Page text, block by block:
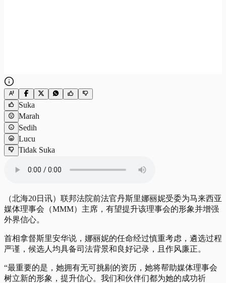
Suka
Marah
Sedih
Lucu
Tidak Suka
（北海20日讯）联邦法院前法官丹斯里娜丽妮受委为马来西亚
媒体理事会（MMM）主席，有望提升该理事会的形象并增强
外界信心。
首相拿督斯里安华说，娜丽妮的任命经过慎重考虑，遴选过程
严谨，候选人均具备司法背景和良好记录，且作风廉正。
“最重要的是，她拥有无可挑剔的资历，她将帮助媒体理事会
树立新的形象，提升信心。我们和伙伴们都为她的成功祈